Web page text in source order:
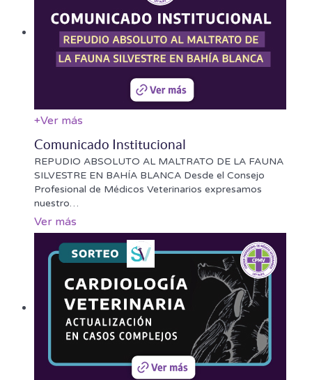
+Ver más
Comunicado Institucional
REPUDIO ABSOLUTO AL MALTRATO DE LA FAUNA
SILVESTRE EN BAHÍA BLANCA Desde el Consejo
Profesional de Médicos Veterinarios expresamos
nuestro…
Ver más